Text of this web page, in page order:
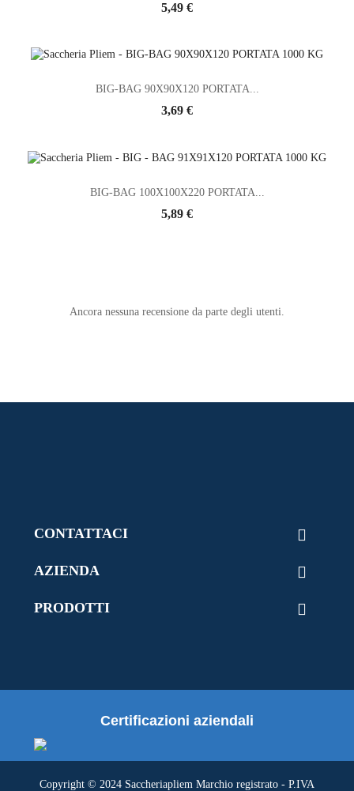
5,49 €
BIG-BAG 90X90X120 PORTATA...
3,69 €
BIG-BAG 100X100X220 PORTATA...
5,89 €
Ancora nessuna recensione da parte degli utenti.
CONTATTACI 
AZIENDA 
PRODOTTI 
Certificazioni aziendali
Copyright © 2024 Saccheriapliem Marchio registrato - P.IVA